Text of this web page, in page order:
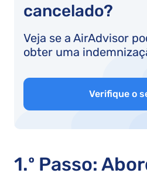
cancelado?
Veja se a AirAdvisor
obter uma
Verifique o
1.º Passo: